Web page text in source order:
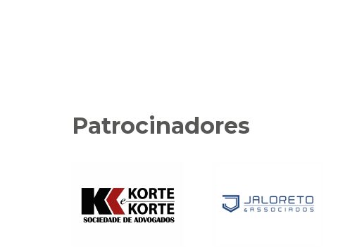
Patrocinadores